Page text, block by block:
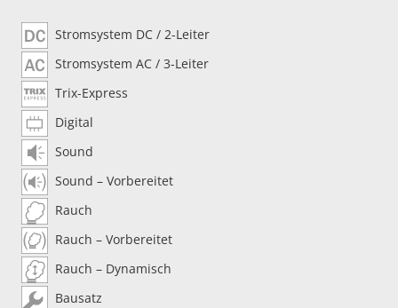
Stromsystem DC / 2-Leiter
Stromsystem AC / 3-Leiter
Trix-Express
Digital
Sound
Sound – Vorbereitet
Rauch
Rauch – Vorbereitet
Rauch – Dynamisch
Bausatz